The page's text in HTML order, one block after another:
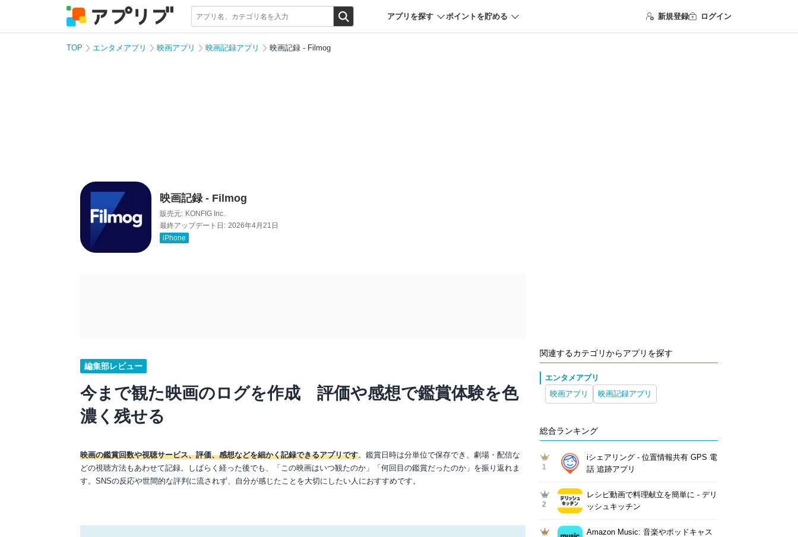
アプリを探す ポイントを貯める 新規登録 ログイン
TOP エンタメアプリ 映画アプリ 映画記録アプリ 映画記録 - Filmog
映画記録 - Filmog
販売元: KONFIG Inc.
最終アップデート日: 2026年4月21日
iPhone
編集部レビュー
今まで観た映画のログを作成 評価や感想で鑑賞体験を色
濃く残せる
映画の鑑賞回数や視聴サービス、評価、感想などを細かく記録できるアプリです。鑑賞日時は分単位で保存でき、劇場・配信な
どの視聴方法もあわせて記録。しばらく経った後でも、「この映画はいつ観たのか」「何回目の鑑賞だったのか」を振り返れま
す。SNSの反応や世間的な評判に流されず、自分が感じたことを大切にしたい人におすすめです。
関連するカテゴリからアプリを探す
エンタメアプリ
映画アプリ
映画記録アプリ
総合ランキング
1
iシェアリング - 位置情報共有 GPS 電
話 追跡アプリ
2
レシピ動画で料理献立を簡単‪に - デリ
ッシュキッチン
Amazon Music: 音楽やポッドキャス